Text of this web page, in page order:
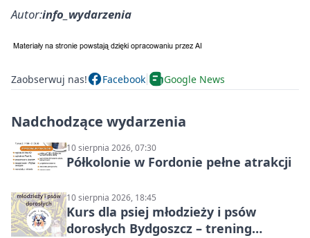
Autor:info_wydarzenia
Zaobserwuj nas! Facebook Google News
Nadchodzące wydarzenia
10 sierpnia 2026, 07:30
Półkolonie w Fordonie pełne atrakcji
10 sierpnia 2026, 18:45
Kurs dla psiej młodzieży i psów
dorosłych Bydgoszcz – trening